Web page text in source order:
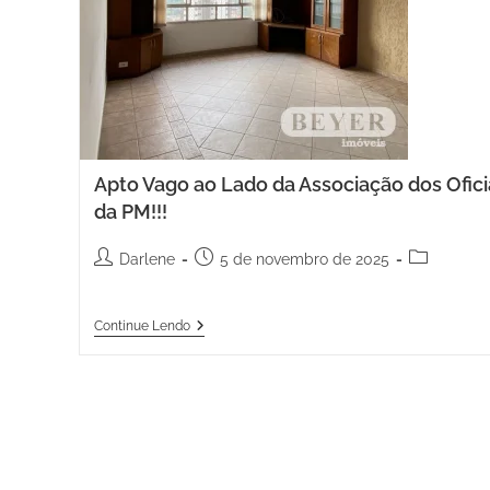
Apto Vago ao Lado da Associação dos
da PM!!!
Darlene 5 de novembro de 2025
Continue Lendo